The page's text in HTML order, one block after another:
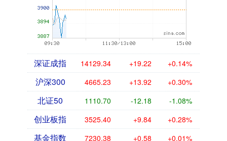
深证成指 14129.34 +19.22 +0.14%
沪深300 4665.23 +13.92 +0.30%
北证50 1110.70 -12.18 -1.08%
创业板指 3525.40 +9.84 +0.28%
基金指数 7230.38 +0.58 +0.01%